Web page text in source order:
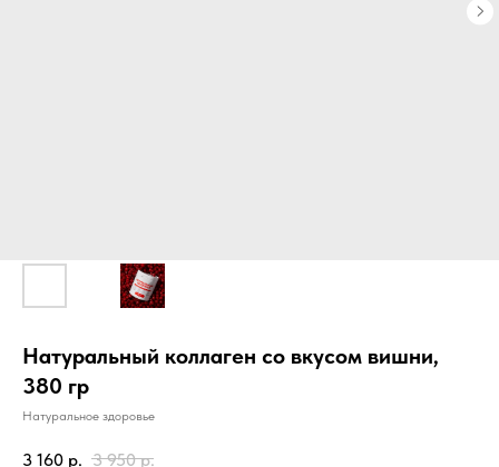
Натуральный коллаген со вкусом вишни,
380 гр
Натуральное здоровье
3 160 р. 3 950 р.